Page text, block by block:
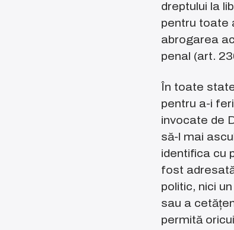
dreptului la
pentru toate
abrogarea
penal (art.
În toate
pentru a-i
invocate de
să-l mai
identifica cu
fost
politic, nici
sau a
permită